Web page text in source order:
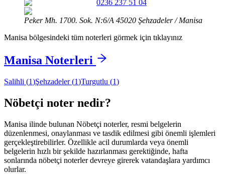
0236 237 51 04
Peker Mh. 1700. Sok. N:6/A 45020 Şehzadeler / Manisa
Manisa bölgesindeki tüm noterleri görmek için tıklayınız
Manisa Noterleri
Salihli (1)Şehzadeler(1)Turgutlu (1)
Nöbetçi noter nedir?
Manisa ilinde bulunan Nöbetçi noterler, resmi belgelerin
düzenlenmesi, onaylanması ve tasdik edilmesi gibi önemli işlemleri
gerçekleştirebilirler. Özellikle acil durumlarda veya önemli
belgelerin hızlı bir şekilde hazırlanması gerektiğinde, hafta
sonlarında nöbetçi noterler devreye girerek vatandaşlara yardımcı
olurlar.